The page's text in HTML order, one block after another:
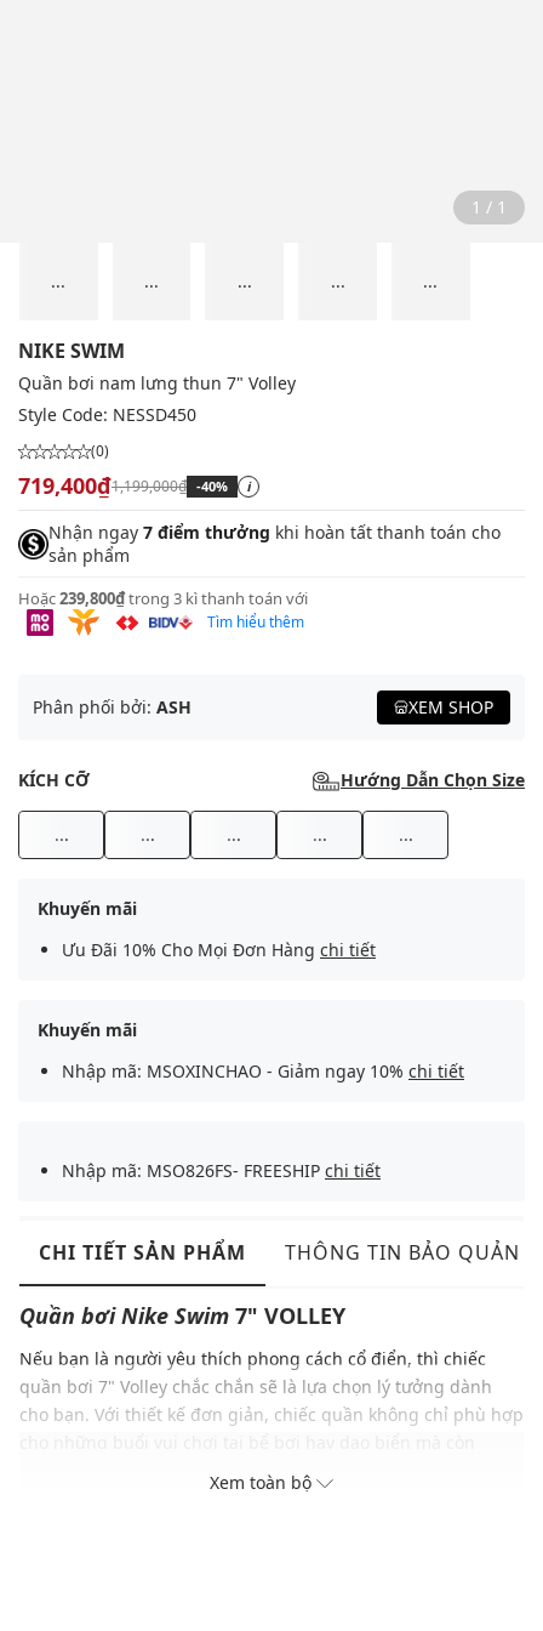
1 / 1
... ... ... ... ...
NIKE SWIM
Quần bơi nam lưng thun 7" Volley
Style Code: NESSD450
(0)
719,400₫1,199,000₫ -40% i
Nhận ngay 7 điểm thưởng khi hoàn tất thanh toán cho
sản phẩm
Hoặc239,800₫trong 3 kì thanh toán với
Tìm hiểu thêm
Phân phối bởi: ASH XEM SHOP
KÍCH CỠ Hướng Dẫn Chọn Size
... ... ... ... ...
Khuyến mãi
Ưu Đãi 10% Cho Mọi Đơn Hàng chi tiết
Khuyến mãi
Nhập mã: MSOXINCHAO - Giảm ngay 10% chi tiết
Nhập mã: MSO826FS- FREESHIP chi tiết
CHI TIẾT SẢN PHẨM THÔNG TIN BẢO QUẢN
Quần bơi Nike Swim 7" VOLLEY
Nếu bạn là người yêu thích phong cách cổ điển, thì chiếc
quần bơi 7" Volley chắc chắn sẽ là lựa chọn lý tưởng dành
cho bạn. Với thiết kế đơn giản, chiếc quần không chỉ phù hợp
mang đến sự thoải mái, tự tin. Phần cạp thun co giãn kết hợp
cùng dây rút bên ngoài giúp bạn dễ dàng điều chỉnh độ vừa
Xem toàn bộ